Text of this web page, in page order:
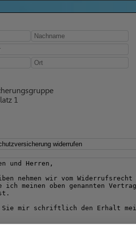
1